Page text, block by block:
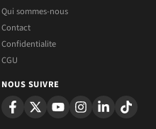
Qui sommes-nous
Contact
Confidentialite
CGU
NOUS SUIVRE